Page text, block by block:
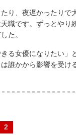
り、夜遅かったりで
職です。ずっとやり
た。
る女優になりたい」
誰かから影響を受け
2